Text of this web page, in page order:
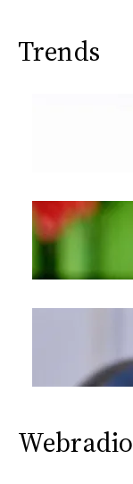
Trends
Webradio